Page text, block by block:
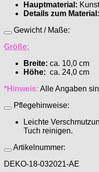
Hauptmaterial:
Details zum Material:
Gewicht / Maße:
Größe:
Breite: ca. 10,0 cm
Höhe: ca. 24,0 cm
*Hinweis: Alle Angaben
Pflegehinweise:
Leichte
Tuch reinigen.
Artikelnummer:
DEKO-18-032021-AE